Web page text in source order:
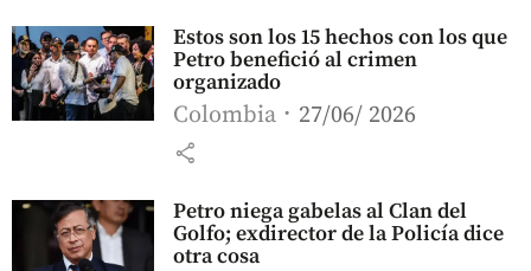
Estos son los 15 hechos con los que
Petro benefició al crimen
organizado
Colombia 27/06/ 2026
share
Petro niega gabelas al Clan del
Golfo; exdirector de la Policía dice
otra cosa